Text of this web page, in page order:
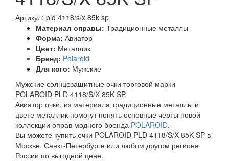
Артикул: pld 4118/s/x 85k sp
Материал оправы: Традиционные металлы
Форма: Авиатор
Цвет: Металлик
Бренд: Polaroid
Для кого: Мужские
Мужские солнцезащитные очки торговой марки
POLAROID PLD 4118/S/X 85K SP.
Авиатор очки, из материала традиционные металлы и
цвете металлик помогут понять основные черты новой
коллекции оправ модного бренда POLAROID.
Вы можете купить очки POLAROID PLD 4118/S/X 85K SP в
Москве, Санкт-Петербурге или любом другом регионе
России по выгодной цене.